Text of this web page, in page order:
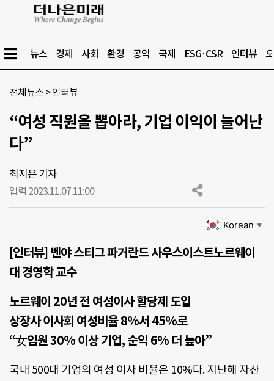
뉴스 경제 사회 환경 공익 국제 ESG·CSR 인터뷰
전체뉴스 >인터뷰
“여성 직원을 뽑아라, 기업 이익이 늘어난
다”
최지은 기자
입력 2023.11.07.11:00
Korean ▼
[인터뷰] 벤야 스티그 파거란드 사우스이스트노르웨이
대 경영학 교수
노르웨이 20년 전 여성이사 할당제 도입
상장사 이사회 여성비율 8%서 45%로
“女임원 30% 이상 기업, 순익 6% 더 높아”
국내 500대 기업의 여성 이사 비율은 10%다. 지난해 자산